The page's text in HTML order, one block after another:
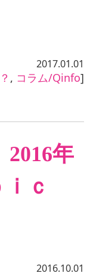
2017.01.01
, コラム/Qinfo]
年
ｃ
2016.10.01